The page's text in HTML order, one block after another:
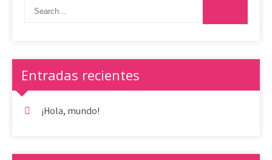
Entradas recientes
¡Hola, mundo!